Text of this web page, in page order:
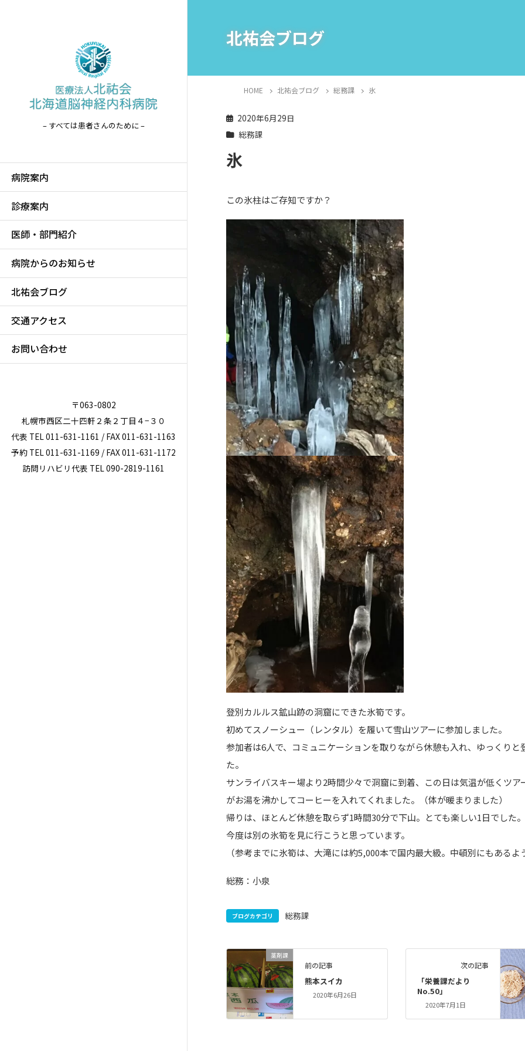
– すべては患者さんのために –
病院案内
診療案内
医師・部門紹介
病院からのお知らせ
北祐会ブログ
交通アクセス
お問い合わせ
〒063-0802
札幌市西区二十四軒２条２丁目４−３０
代表 TEL 011-631-1161 / FAX 011-631-1163
予約 TEL 011-631-1169 / FAX 011-631-1172
訪問リハビリ代表 TEL 090-2819-1161
北祐会ブログ
HOME 北祐会ブログ 総務課 氷
2020年6月29日
総務課
氷
この氷柱はご存知ですか？
登別カルルス鉱山跡の洞窟にできた氷筍です。
初めてスノーシュー（レンタル）を履いて雪山ツアーに参加しました。
参加者は6人で、コミュニケーションを取りながら休憩も入れ、ゆっくりと
た。
サンライバスキー場より2時間少々で洞窟に到着、この日は気温が低くツア
がお湯を沸かしてコーヒーを入れてくれました。（体が暖まりました）
帰りは、ほとんど休憩を取らず1時間30分で下山。とても楽しい1日でした。
今度は別の氷筍を見に行こうと思っています。
（参考までに氷筍は、大滝には約5,000本で国内最大級。中頓別にもあるよ
総務：小泉
ブログカテゴリ 総務課
薬剤課
前の記事
熊本スイカ
2020年6月26日
次の記事
「栄養課だより
No.50」
2020年7月1日